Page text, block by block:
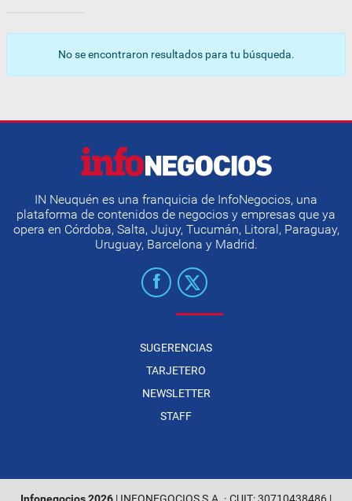
No se encontraron resultados para tu búsqueda.
IN Neuquén es una franquicia de InfoNegocios, una
plataforma de contenidos de negocios y empresas que ya
opera en Córdoba, Salta, Jujuy, Tucumán, Litoral, Paraguay,
Uruguay, Barcelona y Madrid.
SUGERENCIAS
TARJETERO
NEWSLETTER
STAFF